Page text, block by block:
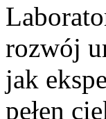
rozwój
jak
pełen